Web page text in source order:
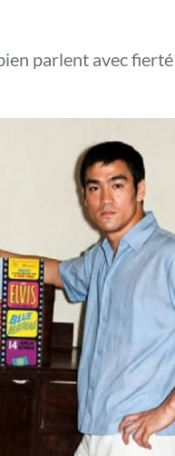
parlent avec